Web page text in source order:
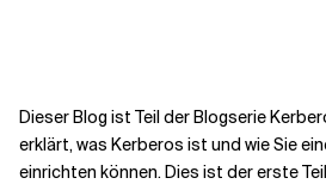
Dieser Blog ist Teil der Blogserie
erklärt, was Kerberos ist und wie Sie
einrichten können. Dies ist der erste